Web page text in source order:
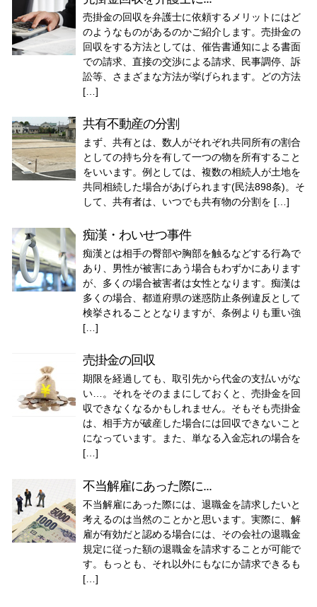
売掛金の回収を弁護士に依頼するメリットにはど
のようなものがあるのかご紹介します。売掛金の
回収をする方法としては、催告書通知による書面
での請求、直接の交渉による請求、民事調停、訴
訟等、さまざまな方法が挙げられます。どの方法
[…]
共有不動産の分割
まず、共有とは、数人がそれぞれ共同所有の割合
としての持ち分を有して一つの物を所有すること
をいいます。例としては、複数の相続人が土地を
共同相続した場合があげられます(民法898条)。そ
して、共有者は、いつでも共有物の分割を […]
痴漢・わいせつ事件
痴漢とは相手の臀部や胸部を触るなどする行為で
あり、男性が被害にあう場合もわずかにあります
が、多くの場合被害者は女性となります。痴漢は
多くの場合、都道府県の迷惑防止条例違反として
検挙されることとなりますが、条例よりも重い強
[…]
売掛金の回収
期限を経過しても、取引先から代金の支払いがな
い…。それをそのままにしておくと、売掛金を回
収できなくなるかもしれません。そもそも売掛金
は、相手方が破産した場合には回収できないこと
になっています。また、単なる入金忘れの場合を
[…]
不当解雇にあった際に...
不当解雇にあった際には、退職金を請求したいと
考えるのは当然のことかと思います。実際に、解
雇が有効だと認める場合には、その会社の退職金
規定に従った額の退職金を請求することが可能で
す。もっとも、それ以外にもなにか請求できるも
[…]